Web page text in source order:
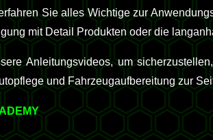
Sie alles Wichtige zur
mit Detail Produkten oder die
Anleitungsvideos, um
und Fahrzeugaufbereitung zur